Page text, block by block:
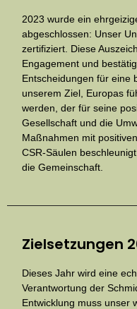
2023 wurde ein
abgeschlossen: Unser
zertifiziert. Diese
Engagement und
Entscheidungen für eine
unserem Ziel, Europas
werden, der für seine
Gesellschaft und die
Maßnahmen mit
CSR-Säulen
die Gemeinschaft.
Zielsetzungen
Dieses Jahr wird eine
Verantwortung der
Entwicklung muss unser